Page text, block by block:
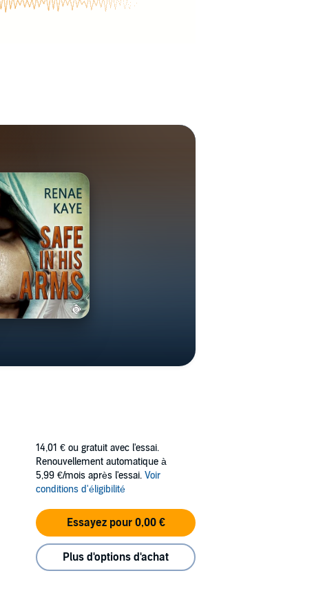
14,01 € ou gratuit avec l'essai.
Renouvellement automatique à
5,99 €/mois après l'essai. Voir
conditions d'éligibilité
Essayez pour 0,00 €
Plus d'options d'achat